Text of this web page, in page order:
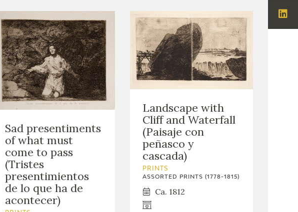
Sad presentiments
of what must
come to pass
(Tristes
presentimientos
de lo que ha de
acontecer)
Landscape with
Cliff and Waterfall
(Paisaje con
peñasco y
cascada)
PRINTS
ASSORTED PRINTS (1778-1815)
Ca. 1812